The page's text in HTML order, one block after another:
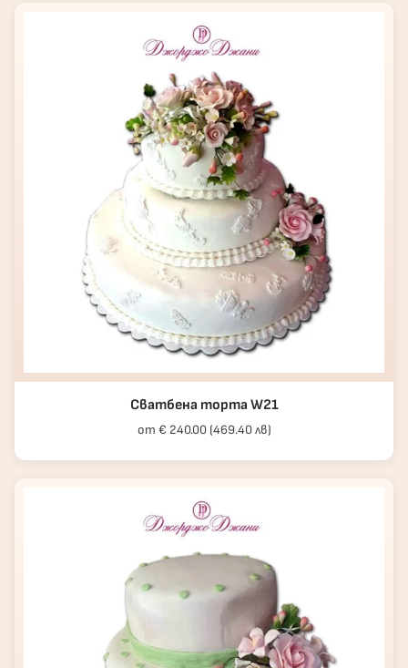
Сватбена торта W21
от € 240.00 (469.40 лв)